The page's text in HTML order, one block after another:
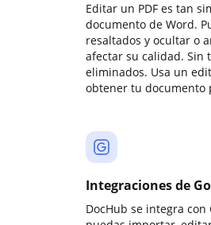
Editar un PDF es tan
documento de Word.
resaltados y ocultar o
afectar su calidad. Sin
eliminados. Usa un
obtener tu documento
Integraciones de
DocHub se integra